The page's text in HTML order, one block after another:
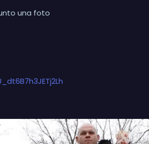
una foto
#spooky #teaparty#traintracks